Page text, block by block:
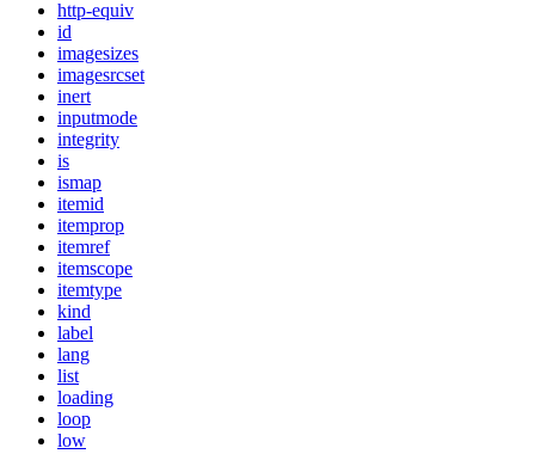
http-equiv
id
imagesizes
imagesrcset
inert
inputmode
integrity
is
ismap
itemid
itemprop
itemref
itemscope
itemtype
kind
label
lang
list
loading
loop
low